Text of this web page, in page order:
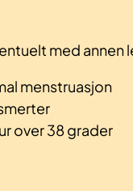
med annen
menstruasjon
over 38 grader